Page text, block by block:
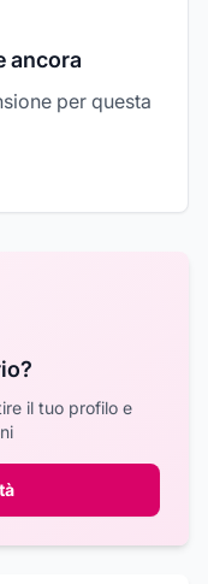
ancora
per questa
il tuo profilo e